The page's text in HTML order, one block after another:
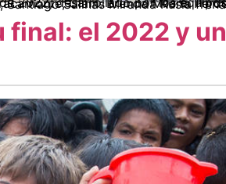
final: el 2022 y un